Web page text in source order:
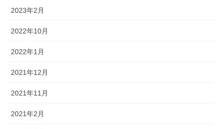
2023年2月
2022年10月
2022年1月
2021年12月
2021年11月
2021年2月